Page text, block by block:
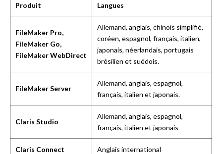
Produit Langues
FileMaker Pro,
FileMaker Go,
FileMaker WebDirect
Allemand, anglais, chinois simplifié,
coréen, espagnol, français, italien,
japonais, néerlandais, portugais
brésilien et suédois.
FileMaker Server
Allemand, anglais, espagnol,
français, italien et japonais.
Claris Studio
Allemand, anglais, espagnol,
français, italien et japonais
Claris Connect Anglais international